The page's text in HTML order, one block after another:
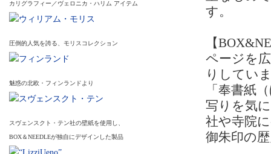
カリグラフィー／ヴェロニカ・ハリム アイテム
圧倒的人気を誇る、モリスコレクション
魅惑の北欧・フィンランドより
スヴェンスクト・テン社の壁紙を使用し、
BOX＆NEEDLEが独自にデザインした製品
す。
【
ページを
りしてい
「奉書紙
写りを気
社や寺院
御朱印の